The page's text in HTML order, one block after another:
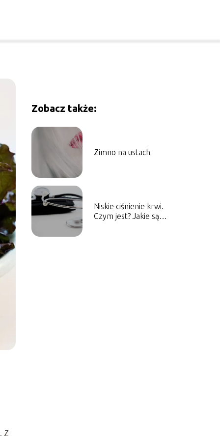
Z
Zobacz także:
Zimno na ustach
Niskie ciśnienie krwi.
Czym jest? Jakie są